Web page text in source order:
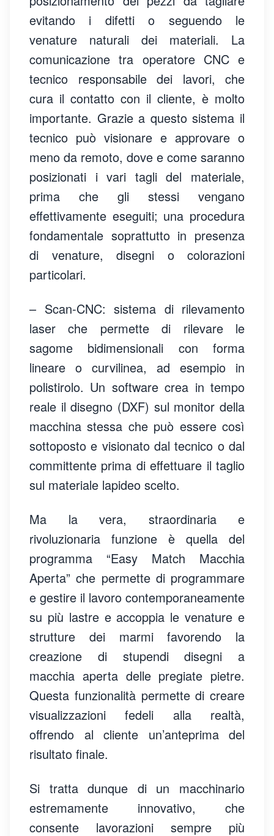
evitando i difetti o seguendo le
venature naturali dei materiali. La
comunicazione tra operatore CNC e
tecnico responsabile dei lavori, che
cura il contatto con il cliente, è molto
importante. Grazie a questo sistema il
tecnico può visionare e approvare o
meno da remoto, dove e come saranno
posizionati i vari tagli del materiale,
prima che gli stessi vengano
effettivamente eseguiti; una procedura
fondamentale soprattutto in presenza
di venature, disegni o colorazioni
particolari.
– Scan-CNC: sistema di rilevamento
laser che permette di rilevare le
sagome bidimensionali con forma
lineare o curvilinea, ad esempio in
polistirolo. Un software crea in tempo
reale il disegno (DXF) sul monitor della
macchina stessa che può essere così
sottoposto e visionato dal tecnico o dal
committente prima di effettuare il taglio
sul materiale lapideo scelto.
Ma la vera, straordinaria e
rivoluzionaria funzione è quella del
programma “Easy Match Macchia
Aperta” che permette di programmare
e gestire il lavoro contemporaneamente
su più lastre e accoppia le venature e
strutture dei marmi favorendo la
creazione di stupendi disegni a
macchia aperta delle pregiate pietre.
Questa funzionalità permette di creare
visualizzazioni fedeli alla realtà,
offrendo al cliente un’anteprima del
risultato finale.
Si tratta dunque di un macchinario
estremamente innovativo, che
consente lavorazioni sempre più